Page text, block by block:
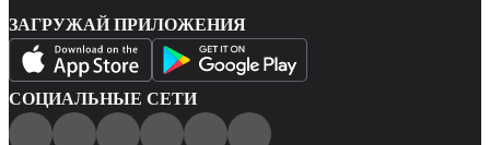
ЗАГРУЖАЙ ПРИЛОЖЕНИЯ
СОЦИАЛЬНЫЕ СЕТИ